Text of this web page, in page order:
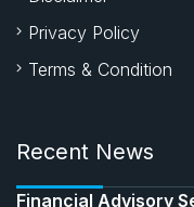
Privacy Policy
Terms & Condition
Recent News
Financial Advisory